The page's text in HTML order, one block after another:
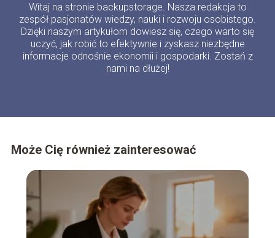
Witaj na stronie backupstorage. Nasza redakcja to
zespół pasjonatów wiedzy, nauki i rozwoju osobistego.
Dzięki naszym artykułom dowiesz się, czego warto się
uczyć, jak robić to efektywnie i zyskasz niezbędne
informacje odnośnie ekonomii i gospodarki. Zostań z
nami na dłużej!
Może Cię również zainteresować